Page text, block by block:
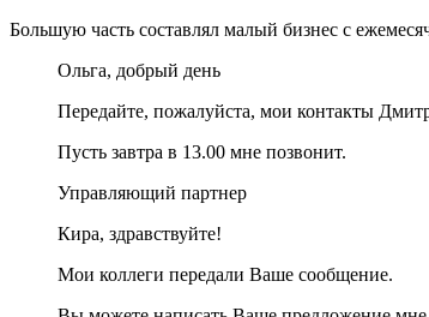
Большую часть составлял малый бизнес с
Ольга, добрый день
Передайте, пожалуйста, мои контакты
Пусть завтра в 13.00 мне позвонит.
Управляющий партнер
Кира, здравствуйте!
Мои коллеги передали Ваше сообщение.